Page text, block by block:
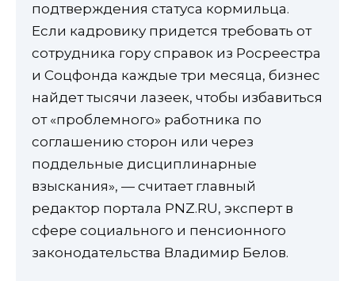
подтверждения статуса кормильца.
Если кадровику придется требовать от
сотрудника гору справок из Росреестра
и Соцфонда каждые три месяца, бизнес
найдет тысячи лазеек, чтобы избавиться
от «проблемного» работника по
соглашению сторон или через
поддельные дисциплинарные
взыскания», — считает главный
редактор портала PNZ.RU, эксперт в
сфере социального и пенсионного
законодательства Владимир Белов.